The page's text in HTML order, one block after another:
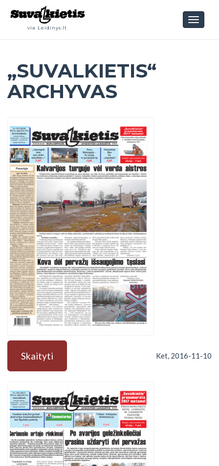
via Leidinys.lt
„SUVALKIETIS“
ARCHYVAS
Skaityti Ket, 2016-11-10